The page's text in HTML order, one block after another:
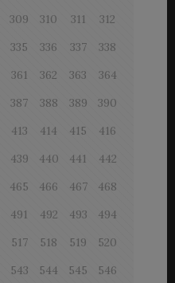
309 310 311
312
335 336 337
338
361 362 363
364
387 388 389
390
413 414 415
416
439 440 441
442
465 466 467
468
491 492 493
494
517 518 519
520
543 544 545
546